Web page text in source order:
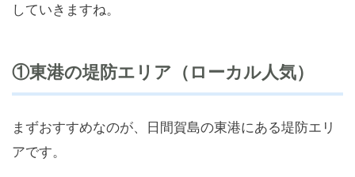
していきますね。
①東港の堤防エリア（ローカル人気）
まずおすすめなのが、日間賀島の東港にある堤防エリ
アです。